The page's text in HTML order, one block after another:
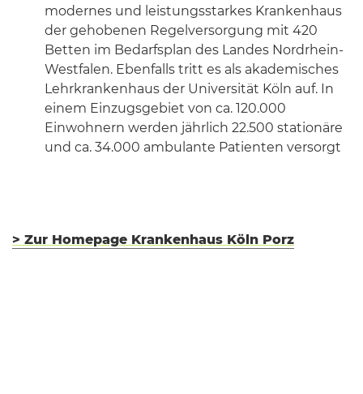
modernes und leistungsstarkes Krankenhaus
der gehobenen Regelversorgung mit 420
Betten im Bedarfsplan des Landes Nordrhein-
Westfalen. Ebenfalls tritt es als akademisches
Lehrkrankenhaus der Universität Köln auf. In
einem Einzugsgebiet von ca. 120.000
Einwohnern werden jährlich 22.500 stationäre
und ca. 34.000 ambulante Patienten versorgt
> Zur Homepage Krankenhaus Köln Porz